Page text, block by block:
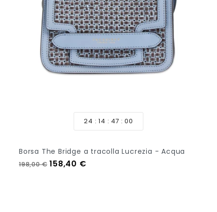
24 14 46 58
Borsa The Bridge a tracolla Lucrezia - Acqua
Prezzo regolare
198,00 € Prezzo
158,40 €